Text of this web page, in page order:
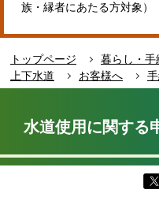
す
族・縁者にあたる方対象）
トップページ 暮らし・手
上下水道
お客様へ
か
水道使用に関する